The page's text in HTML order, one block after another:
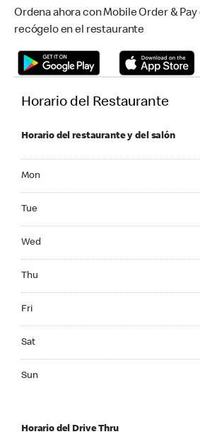
Ordena ahora con Mobile Order & Pay
recógelo en el restaurante
Horario del Restaurante
Horario del restaurante y del salón
Mon
Tue
Wed
Thu
Fri
Sat
Sun
Horario del Drive Thru